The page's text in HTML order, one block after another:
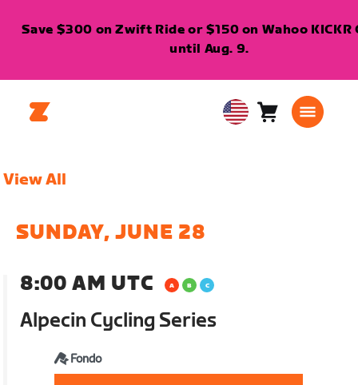
Save $300 on Zwift Ride or $150 on Wahoo KICKR
until Aug. 9.
USA Cart0
View All
SUNDAY, JUNE 28
8:00 AM UTC
Alpecin Cycling Series
Fondo